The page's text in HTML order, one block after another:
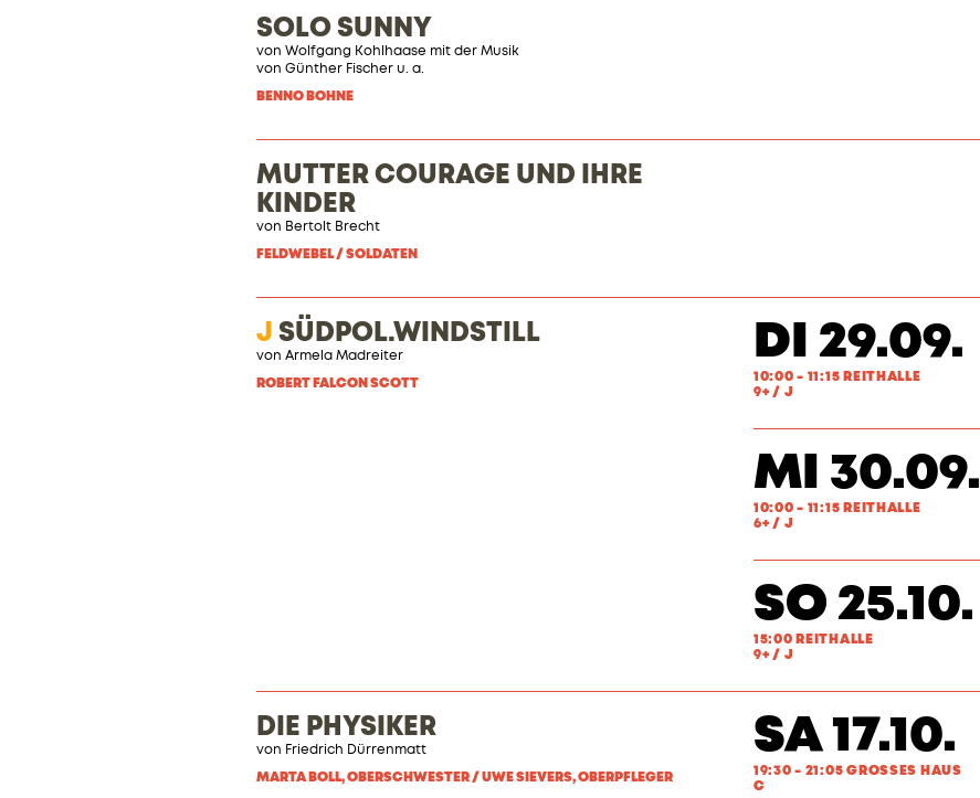
SOLO SUNNY
von Wolfgang Kohlhaase mit der Musik
von Günther Fischer u. a.
BENNO BOHNE
MUTTER COURAGE UND IHRE
KINDER
von Bertolt Brecht
FELDWEBEL / SOLDATEN
J SÜDPOL.WINDSTILL
von Armela Madreiter
ROBERT FALCON SCOTT
DI 29.09.
10:00 - 11:15 REITHALLE
9+ / J
MI 30.09.
10:00 - 11:15 REITHALLE
6+ / J
SO 25.10.
15:00 REITHALLE
9+ / J
DIE PHYSIKER
von Friedrich Dürrenmatt
MARTA BOLL, OBERSCHWESTER / UWE SIEVERS, OBERPFLEGER
SA 17.10.
19:30 - 21:05 GROSSES HAUS
C